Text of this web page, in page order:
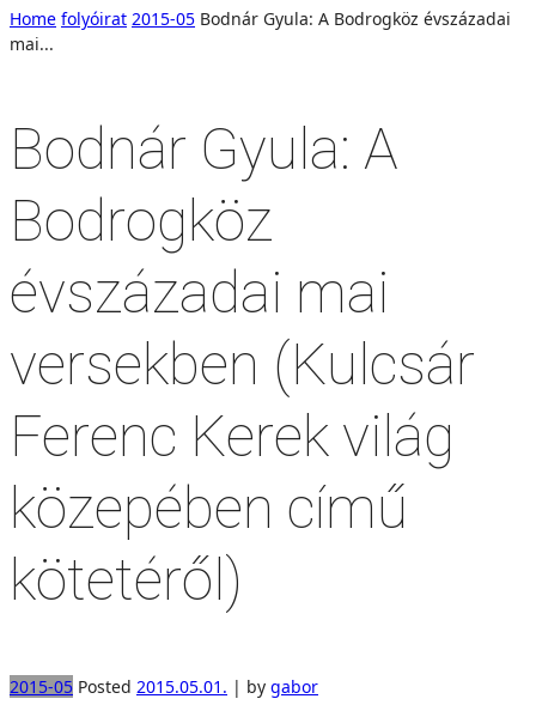
Home folyóirat 2015-05 Bodnár Gyula: A Bodrogköz évszázadai
mai...
Bodnár Gyula: A
Bodrogköz
évszázadai mai
versekben (Kulcsár
Ferenc Kerek világ
közepében című
kötetéről)
2015-05 Posted 2015.05.01. | by gabor